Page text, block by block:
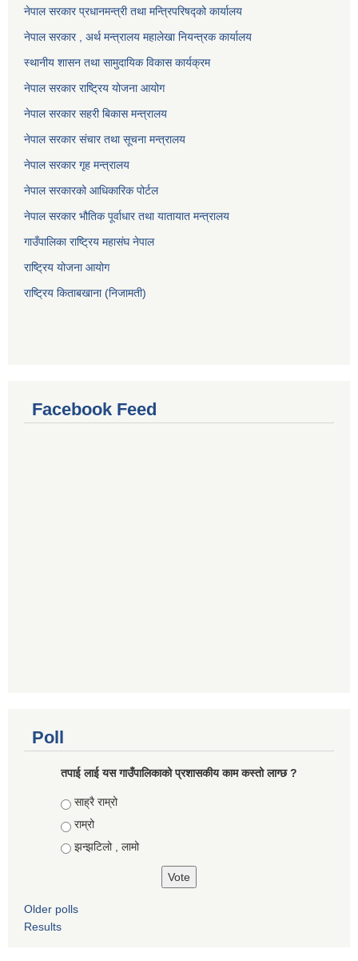
नेपाल सरकार प्रधानमन्त्री तथा मन्त्रिपरिषद्को कार्यालय
नेपाल सरकार , अर्थ मन्त्रालय महालेखा नियन्त्रक कार्यालय
स्थानीय शासन तथा सामुदायिक विकास कार्यक्रम
नेपाल सरकार राष्ट्रिय योजना आयोग
नेपाल सरकार सहरी बिकास मन्त्रालय
नेपाल सरकार संचार तथा सूचना मन्त्रालय
नेपाल सरकार गृह मन्त्रालय
नेपाल सरकारको आधिकारिक पोर्टल
नेपाल सरकार भौतिक पूर्वाधार तथा यातायात मन्त्रालय
गाउँपालिका राष्ट्रिय महासंघ नेपाल
राष्ट्रिय योजना आयोग
राष्ट्रिय किताबखाना (निजामती)
Facebook Feed
Poll
तपाई लाई यस गाउँपालिकाको प्रशासकीय काम कस्तो लाग्छ ?
Choices
साह्रै राम्रो
राम्रो
झन्झटिलो , लामो
Older polls
Results